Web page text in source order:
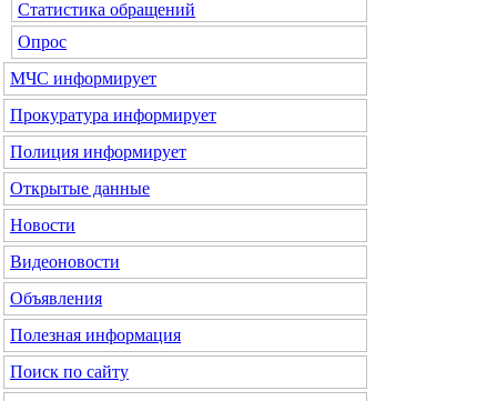
Статистика обращений
Опрос
МЧС информирует
Прокуратура информирует
Полиция информирует
Открытые данные
Новости
Видеоновости
Объявления
Полезная информация
Поиск по сайту